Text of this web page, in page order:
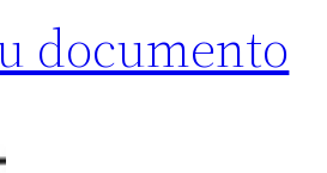
documento